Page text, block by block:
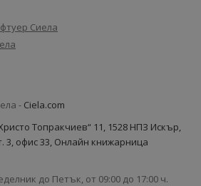
Сиела
- Ciela.com
Топракчиев“ 11, 1528 НПЗ Искър,
3, офис 33, Онлайн книжарница
до Петък, от 09:00 до 17:00 ч.